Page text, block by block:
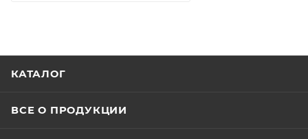
КАТАЛОГ
ВСЕ О ПРОДУКЦИИ